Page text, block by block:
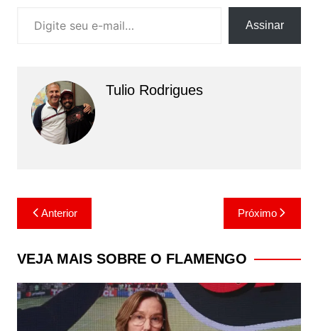
Assinar
Tulio Rodrigues
Navegação
de
Post
Anterior Próximo
VEJA MAIS SOBRE O FLAMENGO